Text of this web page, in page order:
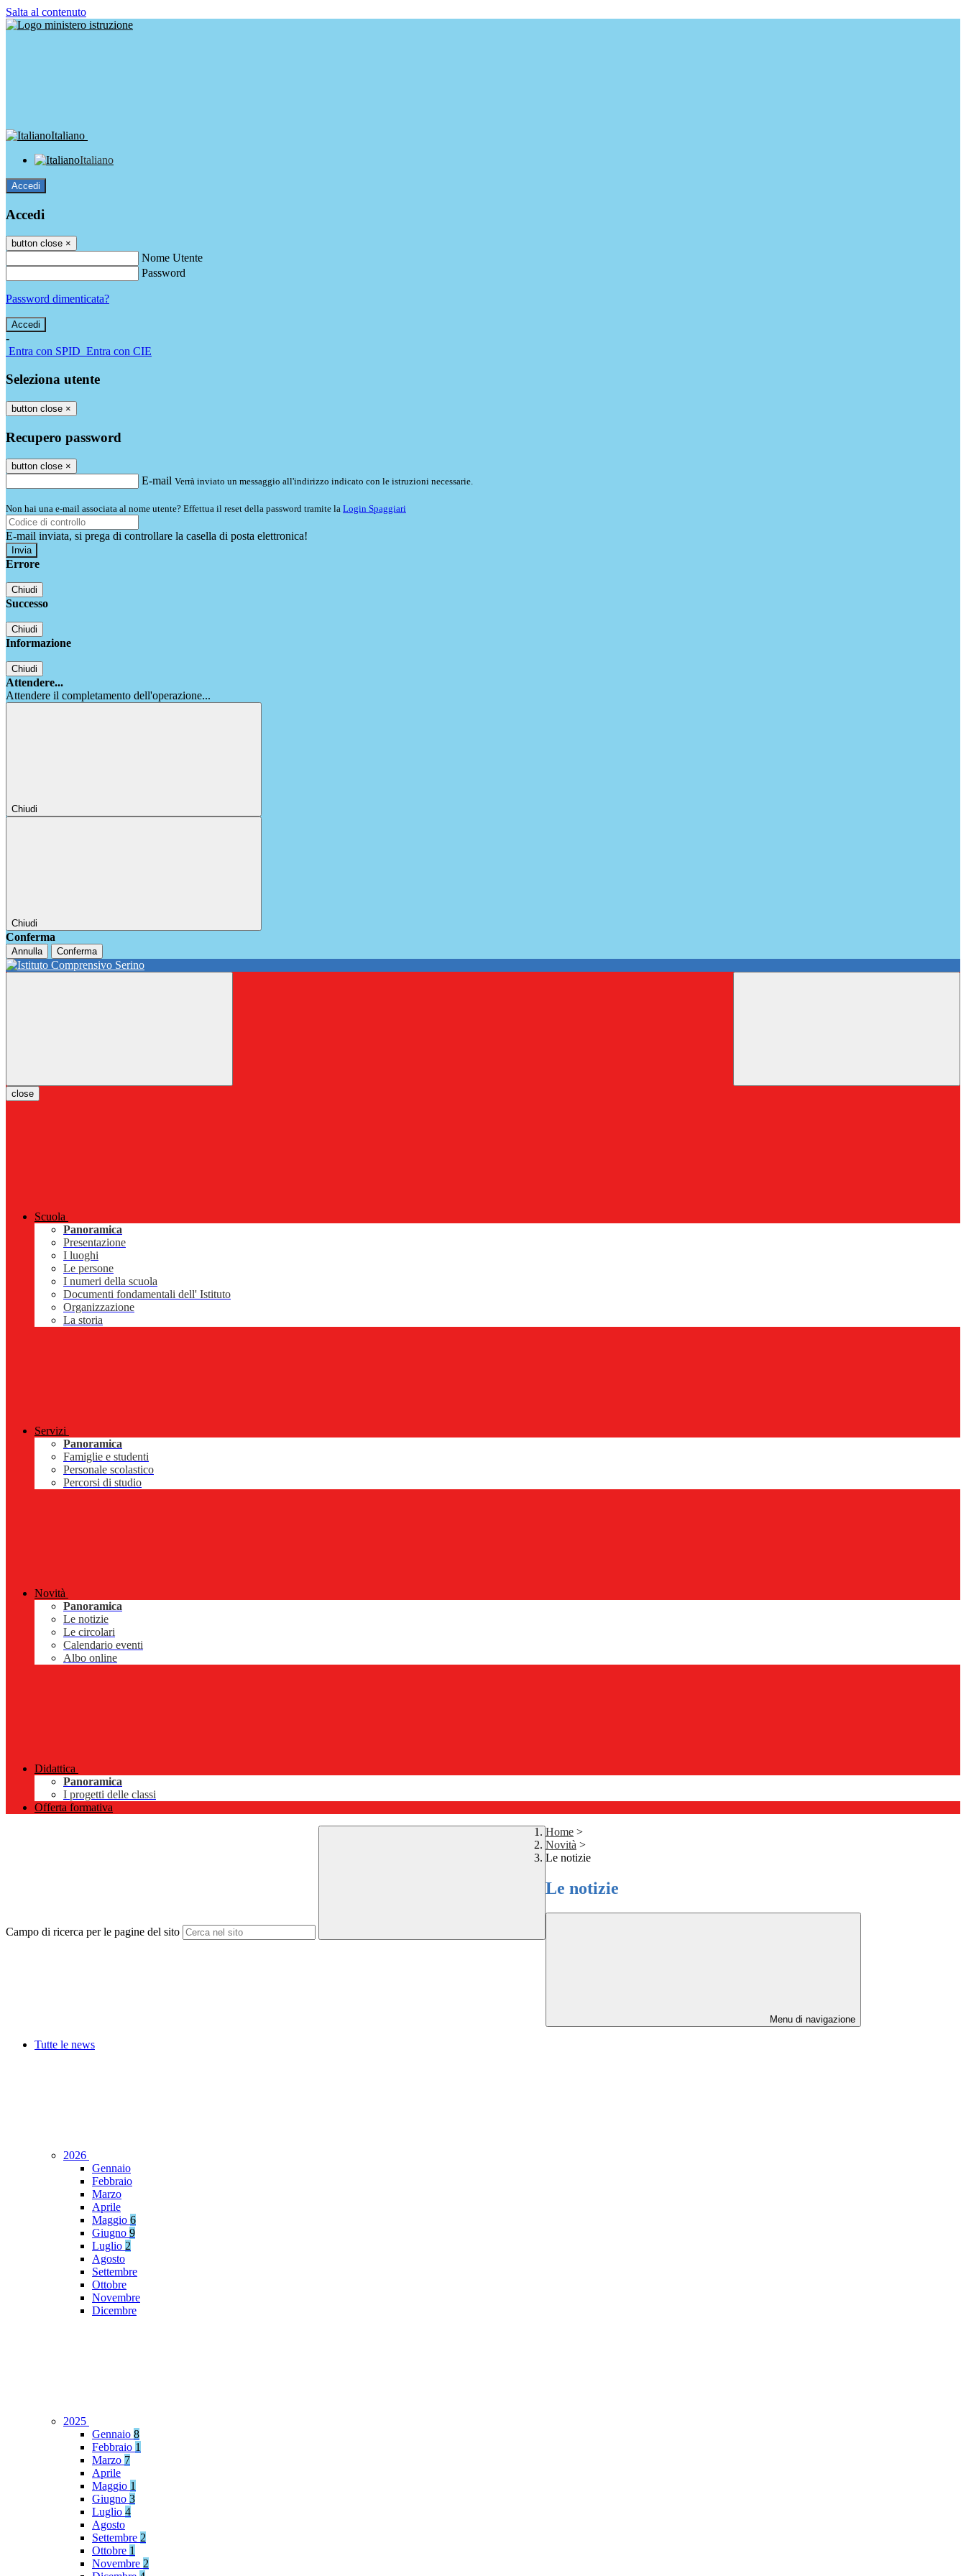
Salta al contenuto
Italiano
Italiano
Accedi
Accedi
button close ×
Nome Utente
Password
Password dimenticata?
-
Entra con SPID Entra con CIE
Seleziona utente
button close ×
Recupero password
button close ×
E-mail Verrà inviato un messaggio all'indirizzo indicato con le istruzioni necessarie.
Non hai una e-mail associata al nome utente? Effettua il reset della password tramite la Login Spaggiari
E-mail inviata, si prega di controllare la casella di posta elettronica!
Errore
Chiudi
Successo
Chiudi
Informazione
Chiudi
Attendere...
Attendere il completamento dell'operazione...
Chiudi
Chiudi
Conferma
Annulla Conferma
close
Scuola
Panoramica
Presentazione
I luoghi
Le persone
I numeri della scuola
Documenti fondamentali dell' Istituto
Organizzazione
La storia
Servizi
Panoramica
Famiglie e studenti
Personale scolastico
Percorsi di studio
Novità
Panoramica
Le notizie
Le circolari
Calendario eventi
Albo online
Didattica
Panoramica
I progetti delle classi
Offerta formativa
Campo di ricerca per le pagine del sito
Home >
Novità >
Le notizie
Le notizie
Menu di navigazione
Tutte le news
2026
Gennaio
Febbraio
Marzo
Aprile
Maggio 6
Giugno 9
Luglio 2
Agosto
Settembre
Ottobre
Novembre
Dicembre
2025
Gennaio 8
Febbraio 1
Marzo 7
Aprile
Maggio 1
Giugno 3
Luglio 4
Agosto
Settembre 2
Ottobre 1
Novembre 2